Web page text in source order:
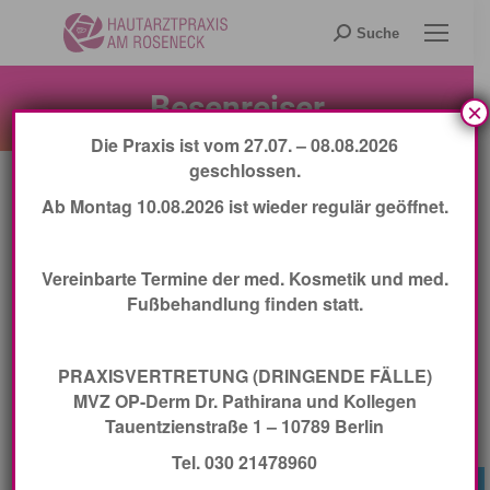
Search:
Suche
Besenreiser
Besenreiserbezeichnet man kleine
büschelartige, bläulich-rote Erweiterungen
von Hautvenen an den Beinen. Obwohl
Die Praxis ist vom 27.07. – 08.08.2026
geschlossen.
Ab Montag 10.08.2026 ist wieder regulär geöffnet.
Vereinbarte Termine der med. Kosmetik und med.
Fußbehandlung finden statt.
PRAXISVERTRETUNG (DRINGENDE FÄLLE)
MVZ OP-Derm Dr. Pathirana und Kollegen
Tauentzienstraße 1 – 10789 Berlin
Tel. 030 21478960
×